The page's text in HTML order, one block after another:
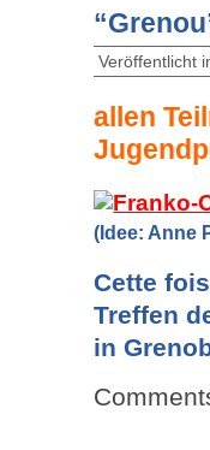
Veröffentlicht
allen
(Idee: Anne
Cette
Treffen
in